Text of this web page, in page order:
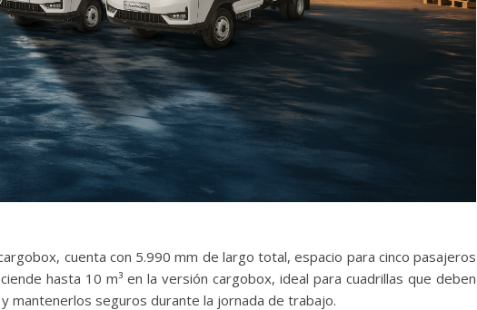
cuenta con 5.990 mm de largo total, espacio para cinco pasajeros
hasta 10 m³ en la versión cargobox, ideal para cuadrillas que deben
mantenerlos seguros durante la jornada de trabajo.